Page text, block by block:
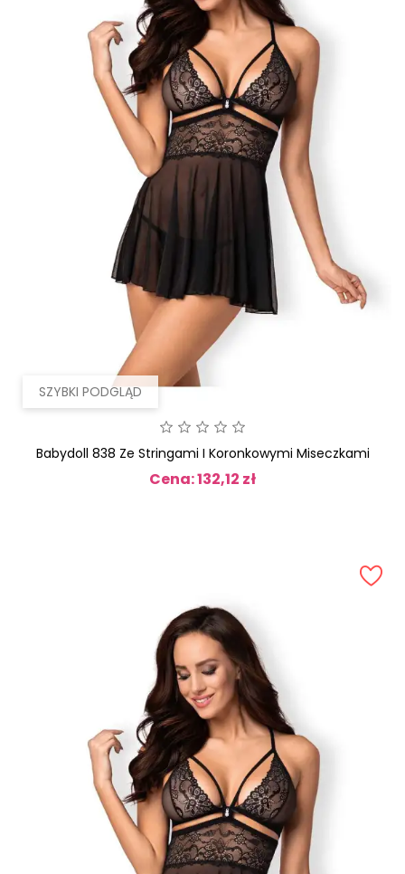
SZYBKI PODGLĄD
Babydoll 838 Ze Stringami I Koronkowymi Miseczkami
Cena: 132,12 zł